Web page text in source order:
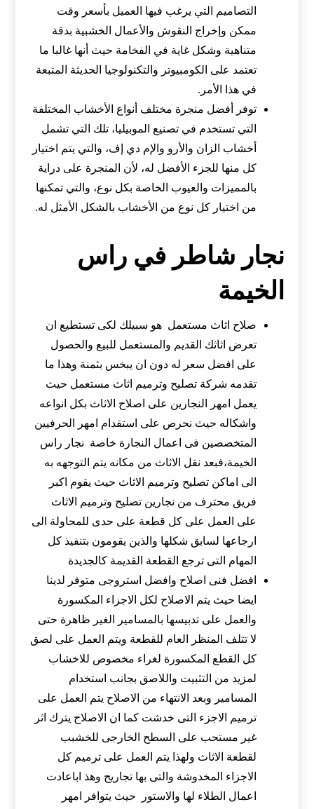
التصاميم التي يرغب فيها العميل بأسعر وقت
ممكن وإخراج النقوش والأعمال الخشبية بدقة
متناهية وشكل غاية في الفخامة حيث أنها غالبا ما
تعتمد على الكومبيوتر والتكنولوجيا الحديثة المتبعة
في هذا الأمر.
توفر أفضل منجرة مختلف أنواع الأخشاب المختلفة
التي تستخدم في تصنيع الموبيليا، تلك التي تشمل
أخشاب الزان والأرو والإم دي إف، والتي يتم اختيار
كل منها للجزء الأفضل له، لأن المنجرة على دراية
بالمميزات والعيوب الخاصة بكل نوع، والتي تمكنها
من اختيار كل نوع من الأخشاب بالشكل الأمثل له.
نجار شاطر في راس
الخيمة
صلاح اثاث مستعمل هو سبيلك لكى تستطيع ان
تعرض اثاثك القديم والمستعمل للبيع والحصول
على افضل سعر له دون ان يبخس بثمنة وهذا ما
تقدمه شركة تصليح وترميم اثاث مستعمل حيث
يعمل امهر النجارين على اصلاح الاثاث بكل انواعه
واشكاله حيث نحرص على استقدام امهر الحرفيين
المتخصصين فى اعمال النجارة خاصة نجار راس
الخيمة،فبعد نقل الاثاث من مكانه يتم التوجهه به
الى اماكن تصليح وترميم الاثاث حيث يقوم اكبر
فريق محترف من نجارين تصليح وترميم الاثاث
على العمل على كل قطعة على حدى للمحاولة الى
ارجاعها لسابق شكلها والذين يقومون بتنفيذ كل
المهام التى ترجع القطعة القديمة كالجديدة
افضل فنى اصلاح وافضل استروجى متوفر لدينا
ايضا حيث يتم الاصلاح لكل الاجزاء المكسورة
والعمل على تدبيسها بالمسامير الغير ظاهرة حتى
لا تتلف المنظر العام للقطعة ويتم العمل على لصق
كل القطع المكسورة لغراء مخصوص للاخشاب
لمزيد من التثبيت واللاصق بجانب استخدام
المسامير وبعد الانتهاء من الاصلاح يتم العمل على
ترميم الاجزء التى خدشت كما ان الاصلاح يترك اثر
غير مستحب على السطح الخارجى للخشبب
لقطعة الاثاث ولهذا يتم العمل على ترميم كل
الاجزاء المخدوشة والتى بها تجاريح وهذ اباعادت
اعمال الطلاء لها والاستور حيث يتوافر امهر